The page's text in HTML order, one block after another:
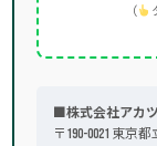
（
■株式会社アカ
〒190-0021 東京